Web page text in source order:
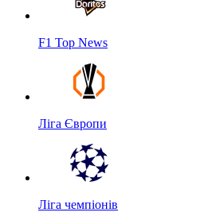
F1 Top News
Ліга Європи
Ліга чемпіонів